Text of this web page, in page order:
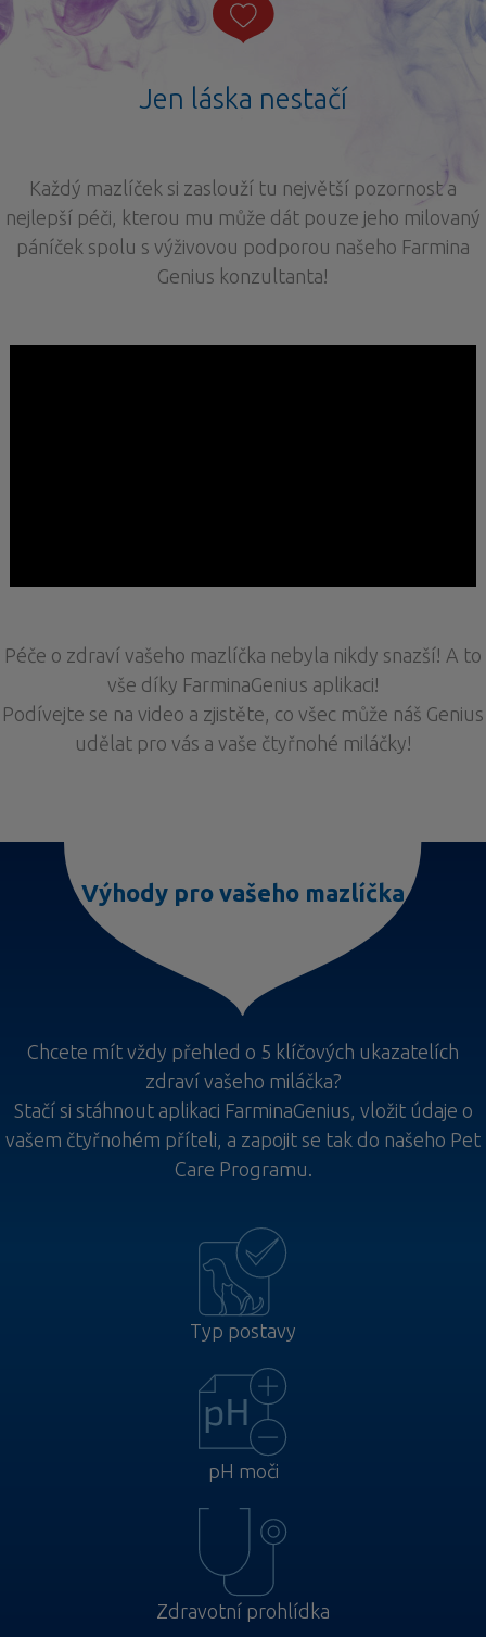
Jen láska nestačí
Každý mazlíček si zaslouží tu největší pozornost a
nejlepší péči, kterou mu může dát pouze jeho milovaný
páníček spolu s výživovou podporou našeho Farmina
Genius konzultanta!
Péče o zdraví vašeho mazlíčka nebyla nikdy snazší! A to
vše díky FarminaGenius aplikaci!
Podívejte se na video a zjistěte, co všec může náš Genius
udělat pro vás a vaše čtyřnohé miláčky!
Výhody pro vašeho mazlíčka
Chcete mít vždy přehled o 5 klíčových ukazatelích
zdraví vašeho miláčka?
Stačí si stáhnout aplikaci FarminaGenius, vložit údaje o
vašem čtyřnohém příteli, a zapojit se tak do našeho Pet
Care Programu.
Typ postavy
pH moči
Zdravotní prohlídka